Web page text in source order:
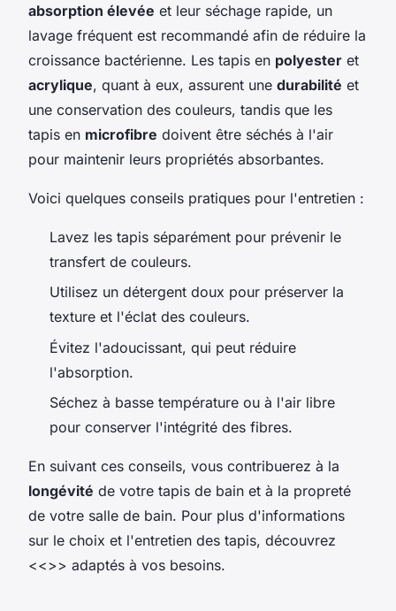
absorption élevée et leur séchage rapide, un
lavage fréquent est recommandé afin de réduire la
croissance bactérienne. Les tapis en polyester et
acrylique, quant à eux, assurent une durabilité et
une conservation des couleurs, tandis que les
tapis en microfibre doivent être séchés à l'air
pour maintenir leurs propriétés absorbantes.
Voici quelques conseils pratiques pour l'entretien :
Lavez les tapis séparément pour prévenir le
transfert de couleurs.
Utilisez un détergent doux pour préserver la
texture et l'éclat des couleurs.
Évitez l'adoucissant, qui peut réduire
l'absorption.
Séchez à basse température ou à l'air libre
pour conserver l'intégrité des fibres.
En suivant ces conseils, vous contribuerez à la
longévité de votre tapis de bain et à la propreté
de votre salle de bain. Pour plus d'informations
sur le choix et l'entretien des tapis, découvrez
<<>> adaptés à vos besoins.